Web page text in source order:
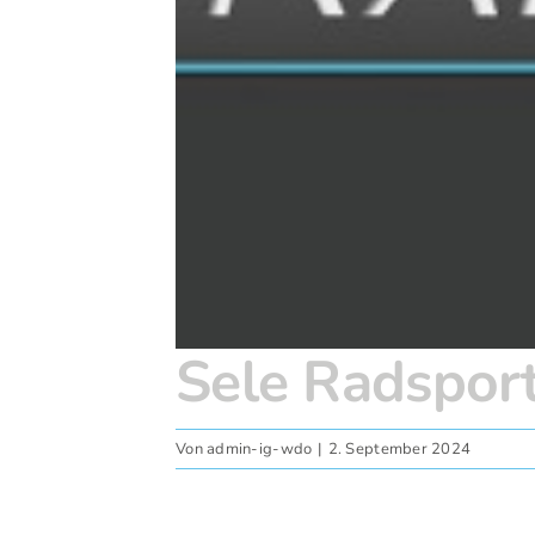
Sele
Vonadmin-ig-wdo | 2. September 2024